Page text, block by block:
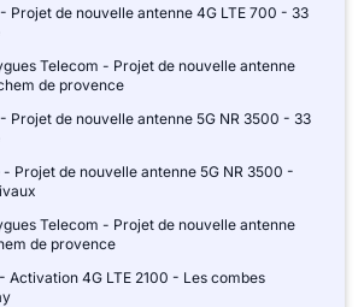
- Projet de nouvelle antenne 4G LTE 700 - 33
Telecom - Projet de nouvelle antenne
de provence
- Projet de nouvelle antenne 5G NR 3500 - 33
- Projet de nouvelle antenne 5G NR 3500 -
Telecom - Projet de nouvelle antenne
de provence
- Activation 4G LTE 2100 - Les combes